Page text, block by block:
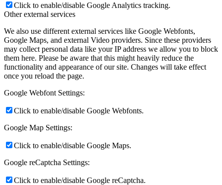
Click to enable/disable Google Analytics tracking.
Other external services
We also use different external services like Google Webfonts,
Google Maps, and external Video providers. Since these providers
may collect personal data like your IP address we allow you to block
them here. Please be aware that this might heavily reduce the
functionality and appearance of our site. Changes will take effect
once you reload the page.
Google Webfont Settings:
Click to enable/disable Google Webfonts.
Google Map Settings:
Click to enable/disable Google Maps.
Google reCaptcha Settings:
Click to enable/disable Google reCaptcha.